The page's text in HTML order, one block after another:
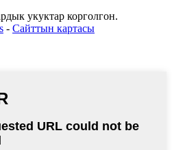
укуктар корголгон.
- Сайттын картасы